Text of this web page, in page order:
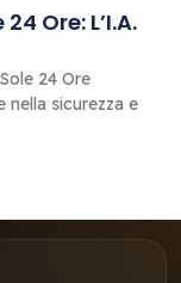
Ore: L’I.A.
24 Ore
nella sicurezza e